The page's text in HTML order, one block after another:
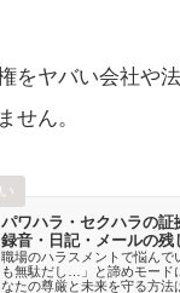
をヤバい会社や
せん。
パワハラ・セクハラの証
録音・日記・メールの残
職場のハラスメントで悩んで
も無駄だし…」と諦めモード
なたの尊厳と未来を守る方法